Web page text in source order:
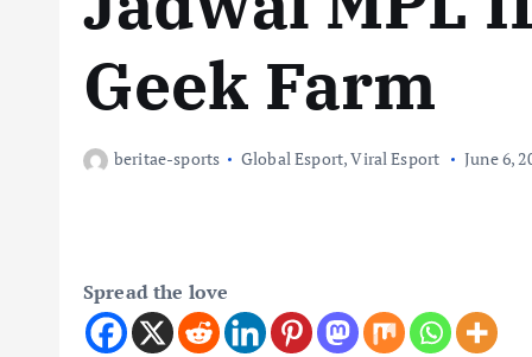
Geek Farm
beritae-sports Global Esport,Viral Esport June 6,
Spread the love